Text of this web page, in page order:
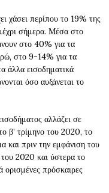
χάσει περίπου το 19% της
σήμερα. Μέσα στο
στο 40% για τα
στο 9-14% για τα
άλλα εισοδηματικά
όσο αυξάνεται το
αλλάζει σε
β’ τρίμηνο του 2020, το
και πριν την εμφάνιση του
2020 και ύστερα το
ορισμένες πρόσκαιρες